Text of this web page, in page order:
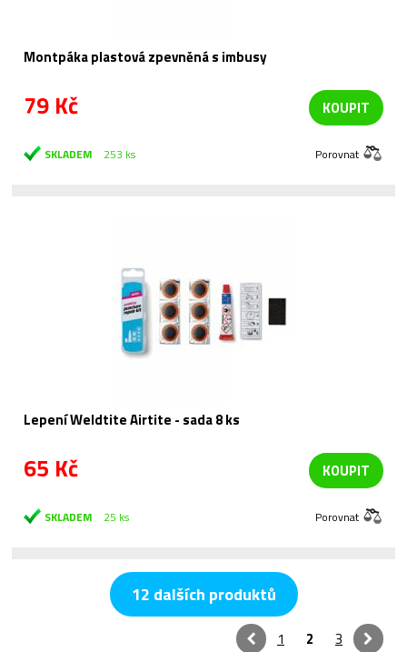
Montpáka plastová zpevněná s imbusy
79 Kč KOUPIT
SKLADEM 253 ks Porovnat
Lepení Weldtite Airtite - sada 8 ks
65 Kč KOUPIT
SKLADEM 25 ks Porovnat
12 dalších produktů
1 2 3